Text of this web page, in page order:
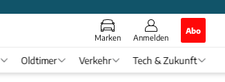
Marken Anmelden
Abo
Oldtimer Verkehr Tech & Zukunft